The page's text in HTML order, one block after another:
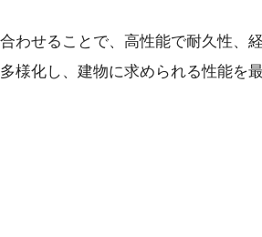
わせることで、高性能で耐久性、
様化し、建物に求められる性能を